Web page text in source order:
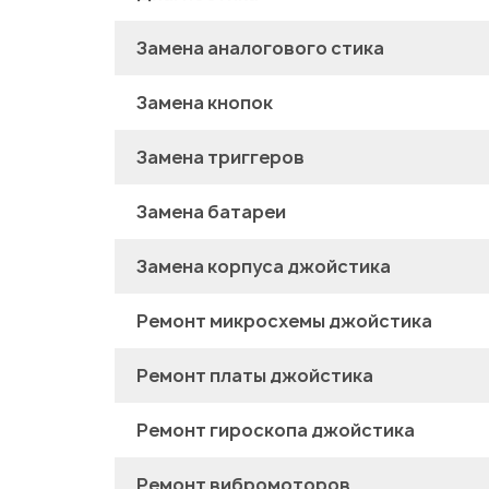
Замена аналогового стика
Замена кнопок
Замена триггеров
Замена батареи
Замена корпуса джойстика
Ремонт микросхемы джойстика
Ремонт платы джойстика
Ремонт гироскопа джойстика